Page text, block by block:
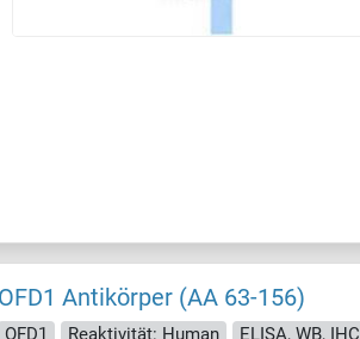
OFD1 Antikörper (AA 63-156)
OFD1 Reaktivität: Human ELISA, WB, IHC